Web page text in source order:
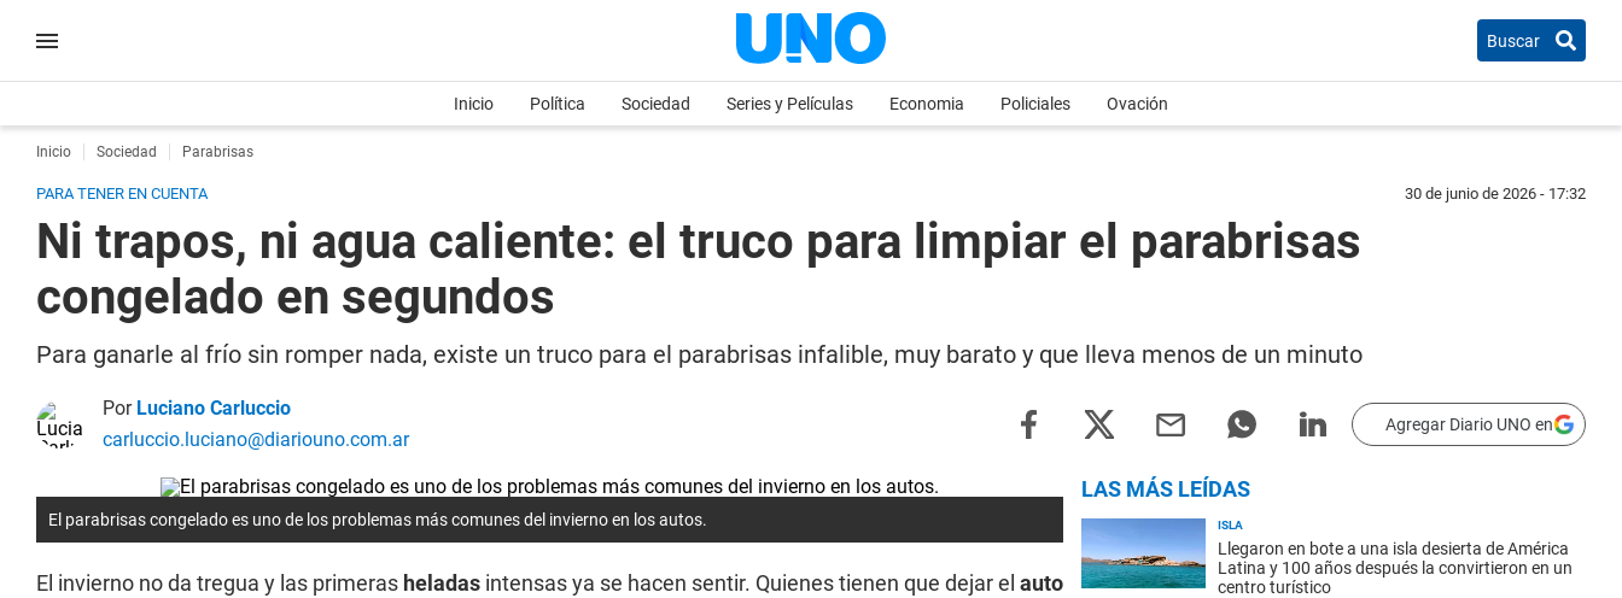
Buscar
Inicio Política Sociedad Series y Películas Economia Policiales Ovación
Inicio Sociedad Parabrisas
PARA TENER EN CUENTA 30 de junio de 2026 - 17:32
Ni trapos, ni agua caliente: el truco para limpiar el parabrisas
congelado en segundos
Para ganarle al frío sin romper nada, existe un truco para el parabrisas infalible, muy barato y que lleva menos de un minuto
Por Luciano Carluccio
carluccio.luciano@diariouno.com.ar
Agregar Diario UNO en
El parabrisas congelado es uno de los problemas más comunes del invierno en los autos.
El invierno no da tregua y las primeras heladas intensas ya se hacen sentir. Quienes tienen que dejar el auto
LAS MÁS LEÍDAS
ISLA
Llegaron en bote a una isla desierta de América
Latina y 100 años después la convirtieron en un
centro turístico